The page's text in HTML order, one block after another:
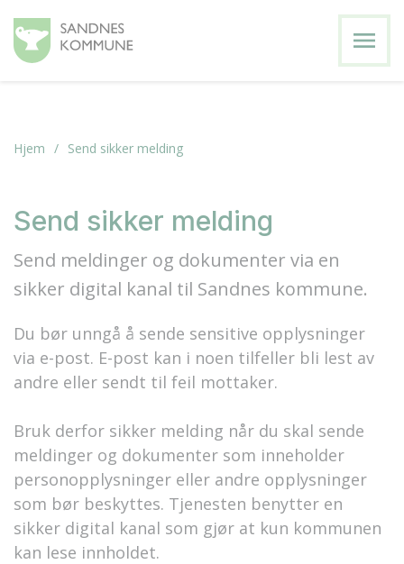
menu
Hjem Send sikker melding
Send sikker melding
Send meldinger og dokumenter via en
sikker digital kanal til Sandnes kommune.
Du bør unngå å sende sensitive opplysninger
via e-post. E-post kan i noen tilfeller bli lest av
andre eller sendt til feil mottaker.
Bruk derfor sikker melding når du skal sende
meldinger og dokumenter som inneholder
personopplysninger eller andre opplysninger
som bør beskyttes. Tjenesten benytter en
sikker digital kanal som gjør at kun kommunen
kan lese innholdet.